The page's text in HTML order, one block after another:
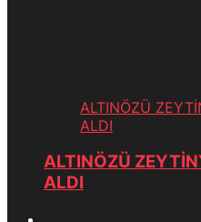
ALTINÖZÜ
ALDI
ALTINÖZÜ
ALDI